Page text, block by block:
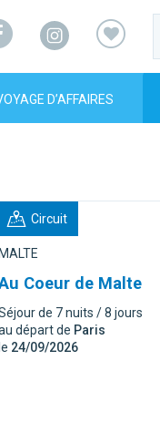
Facebook
Instagram
D’AFFAIRES
Circuit
MALTE
Coeur de Malte
de 7 nuits / 8 jours
départ de Paris
le 24/09/2026